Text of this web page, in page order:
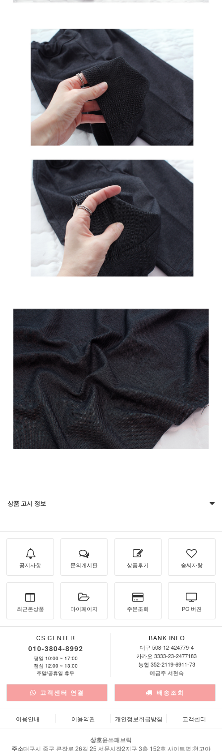
상품 고시 정보
공지사항 문의게시판 상품후기 솜씨자랑
최근본상품 마이페이지 주문조회 PC 버젼
CS CENTER
010-3804-8992
평일 10:00 ~ 17:00
점심 12:00 ~ 13:00
주말/공휴일 휴무
BANK INFO
대구 508-12-424779-4
카카오 3333-23-2477183
농협 352-2119-6911-73
예금주 서현숙
고객센터 연결 배송조회
이용안내 이용약관 개인정보취급방침 고객센터
상호윤쓰패브릭
주소대구시 중구 큰장로 26길 25 서문시장2지구 3층 152호 사이트명:천고아